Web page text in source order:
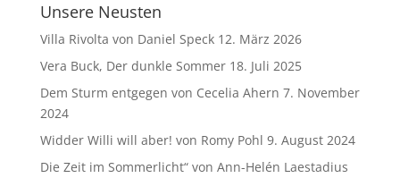
Unsere Neusten
Villa Rivolta von Daniel Speck 12. März 2026
Vera Buck, Der dunkle Sommer 18. Juli 2025
Dem Sturm entgegen von Cecelia Ahern 7. November
2024
Widder Willi will aber! von Romy Pohl 9. August 2024
Die Zeit im Sommerlicht“ von Ann-Helén Laestadius